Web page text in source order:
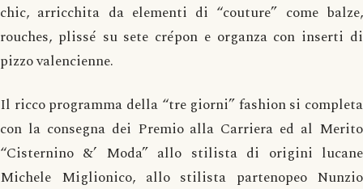
chic, arricchita da elementi di “couture” come balze,
rouches, plissé su sete crépon e organza con inserti di
pizzo valencienne.
Il ricco programma della “tre giorni” fashion si completa
con la consegna dei Premio alla Carriera ed al Merito
“Cisternino &’ Moda” allo stilista di origini lucane
Michele Miglionico, allo stilista partenopeo Nunzio